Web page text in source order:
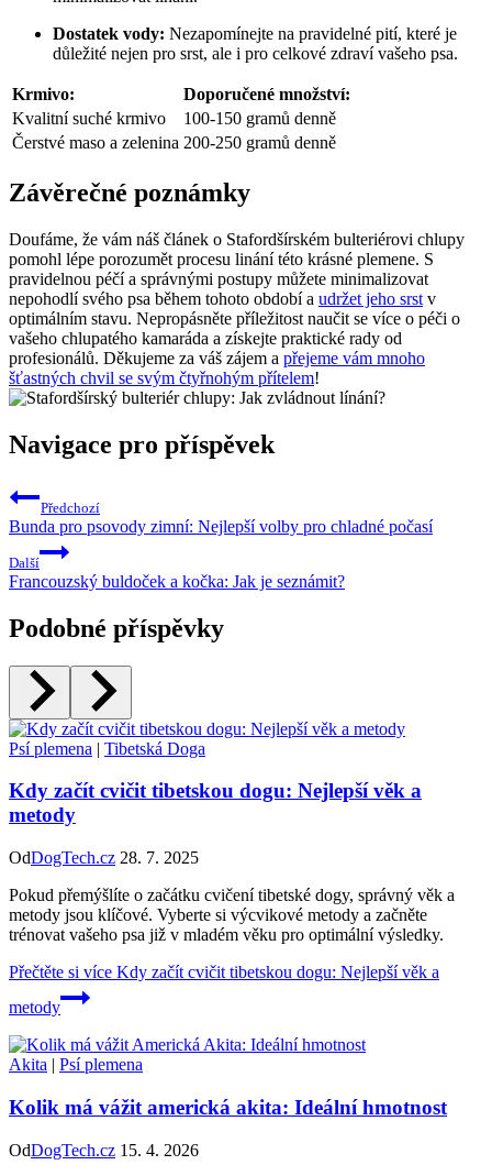
Dostatek vody: Nezapomínejte na pravidelné pití, které je
důležité nejen pro srst, ale i pro celkové zdraví vašeho psa.
Krmivo:
Doporučené množství:
Kvalitní suché krmivo
100-150 gramů denně
Čerstvé maso a zelenina 200-250 gramů denně
Závěrečné poznámky
Doufáme, že vám náš článek o Stafordšírském bulteriérovi chlupy
pomohl lépe porozumět procesu linání této krásné plemene. S
pravidelnou péčí a správnými postupy můžete minimalizovat
nepohodlí svého psa během tohoto období a udržet jeho srst v
optimálním stavu. Nepropásněte příležitost naučit se více o péči o
vašeho chlupatého kamaráda a získejte praktické rady od
profesionálů. Děkujeme za váš zájem a přejeme vám mnoho
šťastných chvil se svým čtyřnohým přítelem!
Navigace pro příspěvek
Předchozí
Bunda pro psovody zimní: Nejlepší volby pro chladné počasí
Další
Francouzský buldoček a kočka: Jak je seznámit?
Podobné příspěvky
Psí plemena | Tibetská Doga
Kdy začít cvičit tibetskou dogu: Nejlepší věk a
metody
OdDogTech.cz 28. 7. 2025
Pokud přemýšlíte o začátku cvičení tibetské dogy, správný věk a
metody jsou klíčové. Vyberte si výcvikové metody a začněte
trénovat vašeho psa již v mladém věku pro optimální výsledky.
Přečtěte si více Kdy začít cvičit tibetskou dogu: Nejlepší věk a
metody
Akita | Psí plemena
Kolik má vážit americká akita: Ideální hmotnost
OdDogTech.cz 15. 4. 2026